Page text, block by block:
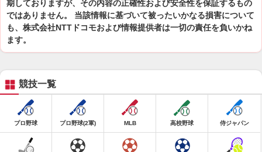
期しておりますが、その内容の正確性および安全性を保証するもの
ではありません。 当該情報に基づいて被ったいかなる損害について
も、株式会社NTTドコモおよび情報提供者は一切の責任を負いかね
ます。
競技一覧
プロ野球 プロ野球(2軍) MLB 高校野球 侍ジャパン